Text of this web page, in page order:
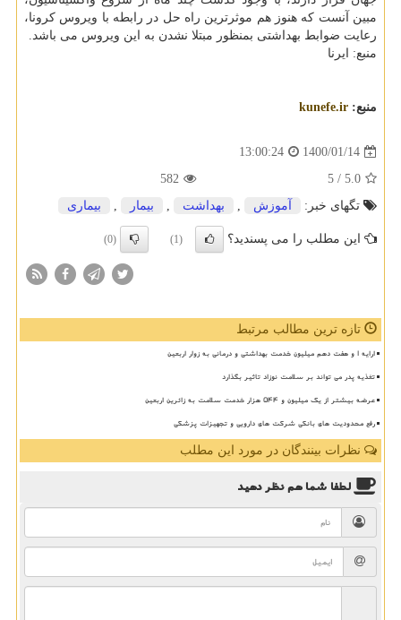
مبین آنست که هنوز هم موثرترین راه حل در رابطه با ویروس کرونا،
رعایت ضوابط بهداشتی بمنظور مبتلا نشدن به این ویروس می باشد.
منبع: ایرنا
منبع: kunefe.ir
1400/01/14
13:00:24
5.0
/ 5
582
تگهای خبر:
آموزش , بهداشت , بیمار , بیماری
این مطلب را می پسندید؟ (1)
(0)
تازه ترین مطالب مرتبط
ارایه ۱ و هفت دهم میلیون خدمت بهداشتی و درمانی به زوار اربعین
تغذیه پدر می تواند بر سلامت نوزاد تاثیر بگذارد
عرضه بیشتر از یک میلیون و ۵۴۴ هزار خدمت سلامت به زائرین اربعین
رفع محدودیت های بانکی شرکت های دارویی و تجهیزات پزشکی
نظرات بینندگان در مورد این مطلب
لطفا شما همنظر دهید